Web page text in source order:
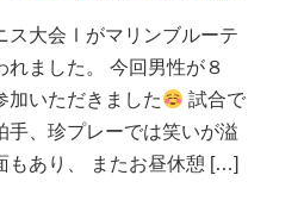
ス大会Ⅰがマリンブルーテ
れました。 今回男性が８
加いただきました
試合で
手、珍プレーでは笑いが溢
もあり、 またお昼休憩 […]